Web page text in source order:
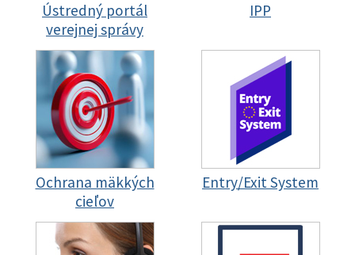
Ústredný portál
verejnej správy
IPP
Ochrana mäkkých
cieľov
Entry/Exit System